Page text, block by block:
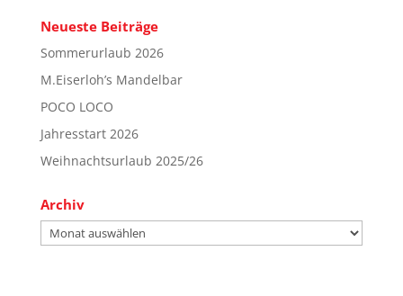
Neueste Beiträge
Sommerurlaub 2026
M.Eiserloh’s Mandelbar
POCO LOCO
Jahresstart 2026
Weihnachtsurlaub 2025/26
Archiv
Archiv